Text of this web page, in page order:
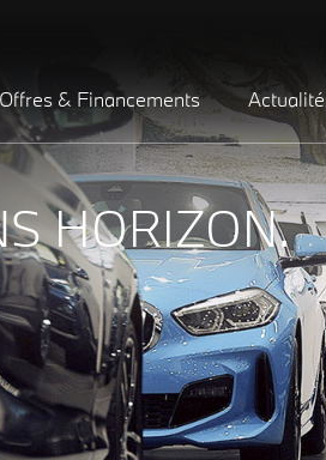
Offres & Financements
HORIZON.